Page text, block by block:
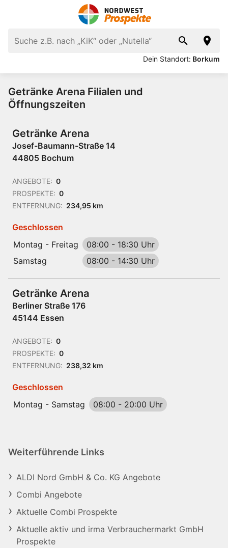
Dein Standort: Borkum
Getränke Arena Filialen und
Öffnungszeiten
Getränke Arena
Josef-Baumann-Straße 14
44805 Bochum
ANGEBOTE: 0
PROSPEKTE: 0
ENTFERNUNG: 234,95 km
Geschlossen
Montag - Freitag
08:00 - 18:30 Uhr
Samstag
08:00 - 14:30 Uhr
Getränke Arena
Berliner Straße 176
45144 Essen
ANGEBOTE: 0
PROSPEKTE: 0
ENTFERNUNG: 238,32 km
Geschlossen
Montag - Samstag
08:00 - 20:00 Uhr
Weiterführende Links
ALDI Nord GmbH & Co. KG Angebote
Combi Angebote
Aktuelle Combi Prospekte
Aktuelle aktiv und irma Verbrauchermarkt GmbH
Prospekte